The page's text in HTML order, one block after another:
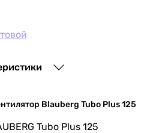
Blauberg Tubo Plus 125
Tubo Plus 125